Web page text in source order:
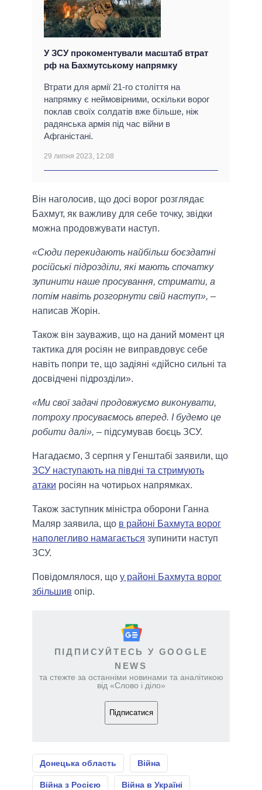
У ЗСУ прокоментували масштаб втрат
рф на Бахмутському напрямку
Втрати для армії 21-го століття на
напрямку є неймовірними, оскільки ворог
поклав своїх солдатів вже більше, ніж
радянська армія під час війни в
Афганістані.
29 липня 2023, 12:08
Він наголосив, що досі ворог розглядає
Бахмут, як важливу для себе точку, звідки
можна продовжувати наступ.
«Сюди перекидають найбільш боєздатні
російські підрозділи, які мають спочатку
зупинити наше просування, стримати, а
потім навіть розгорнути свій наступ», –
написав Жорін.
Також він зауважив, що на даний момент ця
тактика для росіян не виправдовує себе
навіть попри те, що задіяні «дійсно сильні та
досвідчені підрозділи».
«Ми свої задачі продовжуємо виконувати,
потроху просуваємось вперед. І будемо це
робити далі», – підсумував боєць ЗСУ.
Нагадаємо, 3 серпня у Генштабі заявили, що
ЗСУ наступають на півдні та стримують
атаки росіян на чотирьох напрямках.
Також заступник міністра оборони Ганна
Маляр заявила, що в районі Бахмута ворог
наполегливо намагається зупинити наступ
ЗСУ.
Повідомлялося, що у районі Бахмута ворог
збільшив опір.
ПІДПИСУЙТЕСЬ У GOOGLE
NEWS
та стежте за останніми новинами та аналітикою
від «Слово і діло»
Підписатися
Донецька область Війна
Війна з Росією Війна в Україні